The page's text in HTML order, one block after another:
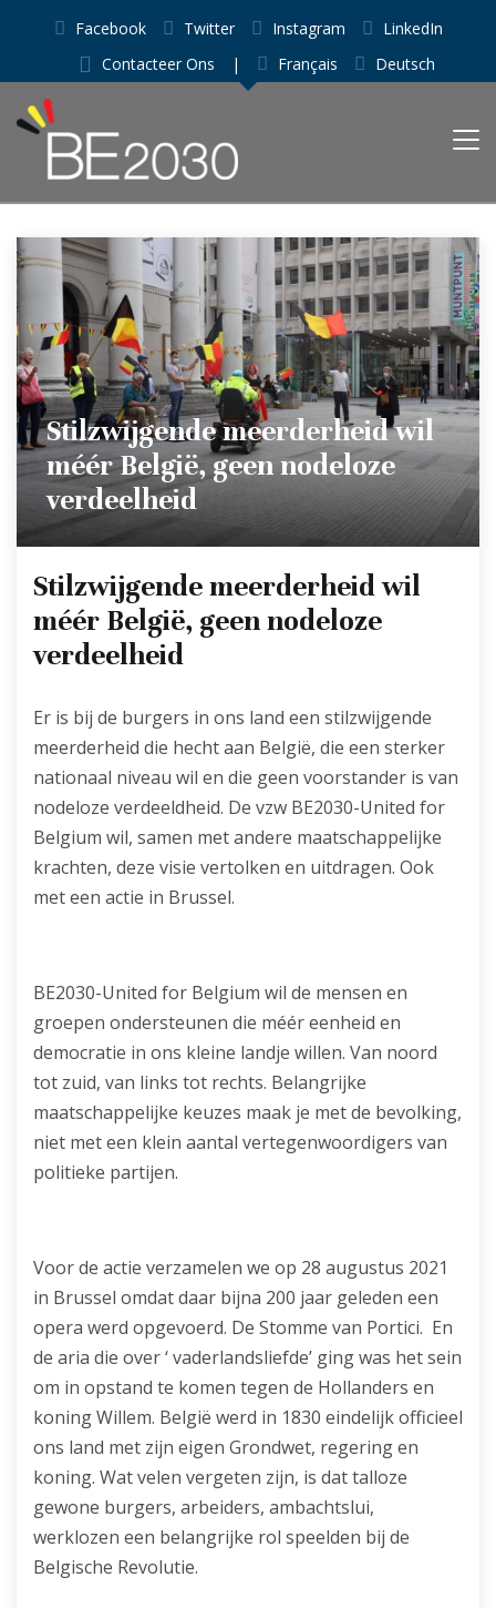
Facebook Twitter Instagram
LinkedIn
Contacteer Ons
| Français Deutsch
Stilzwijgende meerderheid wil
méér België, geen nodeloze
verdeelheid
Stilzwijgende meerderheid wil
méér België, geen nodeloze
verdeelheid
Er is bij de burgers in ons land een stilzwijgende
meerderheid die hecht aan België, die een sterker
nationaal niveau wil en die geen voorstander is van
nodeloze verdeeldheid. De vzw BE2030-United for
Belgium wil, samen met andere maatschappelijke
krachten, deze visie vertolken en uitdragen. Ook
met een actie in Brussel.
BE2030-United for Belgium wil de mensen en
groepen ondersteunen die méér eenheid en
democratie in ons kleine landje willen. Van noord
tot zuid, van links tot rechts. Belangrijke
maatschappelijke keuzes maak je met de bevolking,
niet met een klein aantal vertegenwoordigers van
politieke partijen.
Voor de actie verzamelen we op 28 augustus 2021
in Brussel omdat daar bijna 200 jaar geleden een
opera werd opgevoerd. De Stomme van Portici. En
de aria die over ‘ vaderlandsliefde’ ging was het sein
om in opstand te komen tegen de Hollanders en
koning Willem. België werd in 1830 eindelijk officieel
ons land met zijn eigen Grondwet, regering en
koning. Wat velen vergeten zijn, is dat talloze
gewone burgers, arbeiders, ambachtslui,
werklozen een belangrijke rol speelden bij de
Belgische Revolutie.